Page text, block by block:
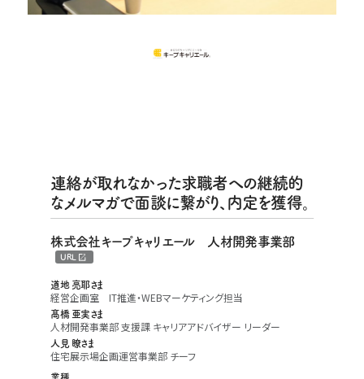
連絡が取れなかった求職者への継続的
なメルマガで面談に繋がり、内定を獲得。
株式会社キープキャリエール 人材開発事業部
URL
道地 亮耶さま
経営企画室 IT推進・WEBマーケティング担当
髙橋 亜実さま
人材開発事業部 支援課 キャリアアドバイザー リーダー
人見 瞭さま
住宅展示場企画運営事業部 チーフ